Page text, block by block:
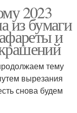
2023
из бумаги
и
тему
вырезания
снова будем